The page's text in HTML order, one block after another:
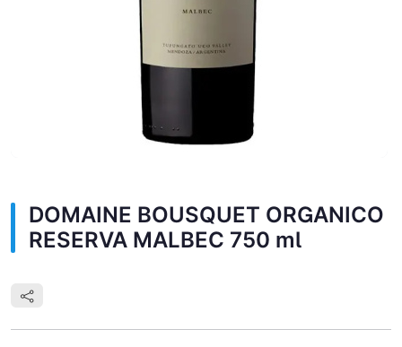
DOMAINE BOUSQUET ORGANICO
RESERVA MALBEC 750 ml